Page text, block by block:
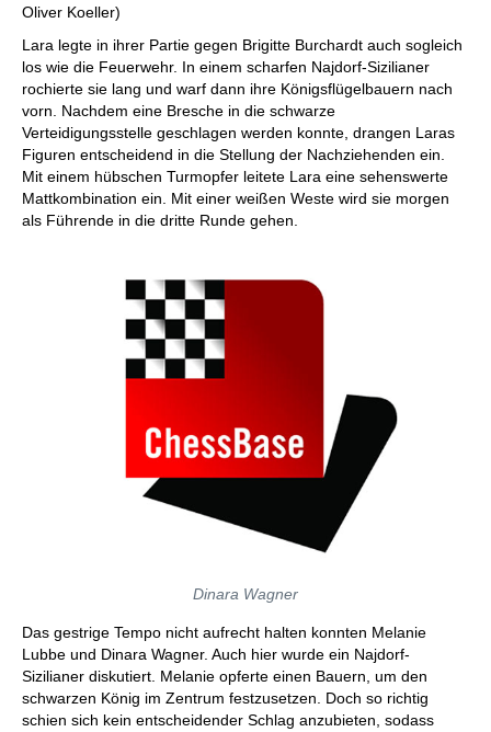
Oliver Koeller)
Lara legte in ihrer Partie gegen Brigitte Burchardt auch sogleich
los wie die Feuerwehr. In einem scharfen Najdorf-Sizilianer
rochierte sie lang und warf dann ihre Königsflügelbauern nach
vorn. Nachdem eine Bresche in die schwarze
Verteidigungsstelle geschlagen werden konnte, drangen Laras
Figuren entscheidend in die Stellung der Nachziehenden ein.
Mit einem hübschen Turmopfer leitete Lara eine sehenswerte
Mattkombination ein. Mit einer weißen Weste wird sie morgen
als Führende in die dritte Runde gehen.
Dinara Wagner
Das gestrige Tempo nicht aufrecht halten konnten Melanie
Lubbe und Dinara Wagner. Auch hier wurde ein Najdorf-
Sizilianer diskutiert. Melanie opferte einen Bauern, um den
schwarzen König im Zentrum festzusetzen. Doch so richtig
schien sich kein entscheidender Schlag anzubieten, sodass